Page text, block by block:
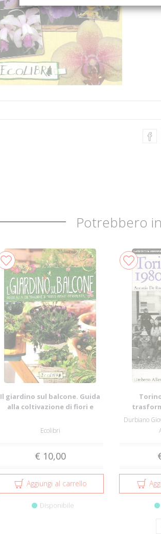
Potrebbero
Il giardino sul balcone. Guida
alla coltivazione di fiori e
Ecolibri
€ 10,00
Aggiungi al carrello
Disponibile
Durbiano